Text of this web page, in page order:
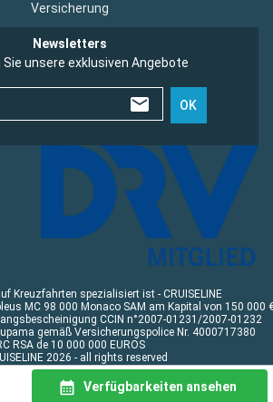
Verfügbarkeiten ansehen
Versicherung
Newsletters
Sie unsere exklusiven Angebote
OK
Kreuzfahrten spezialisiert ist - CRUISELINE
MC 98 000 Monaco SAM am Kapital von 150 000
CCIN n°2007-01231/2007-01232
gemäß Versicherungspolice Nr. 4000717380
RSA de 10 000 000 EUROS
2026 - all rights reserved